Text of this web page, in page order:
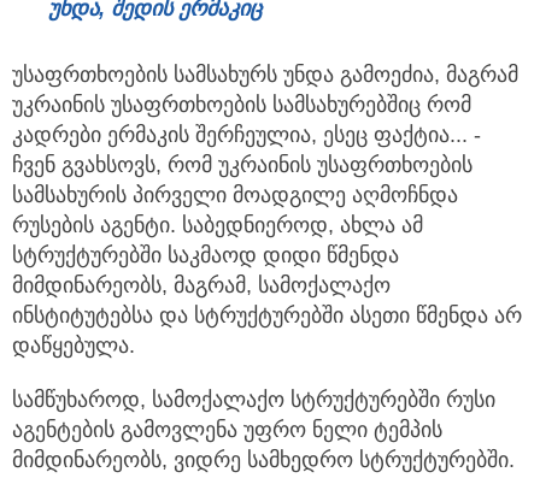
უნდა, შედის ერმაკიც
უსაფრთხოების სამსახურს უნდა გამოეძია, მაგრამ
უკრაინის უსაფრთხოების სამსახურებშიც რომ
კადრები ერმაკის შერჩეულია, ესეც ფაქტია... -
ჩვენ გვახსოვს, რომ უკრაინის უსაფრთხოების
სამსახურის პირველი მოადგილე აღმოჩნდა
რუსების აგენტი. საბედნიეროდ, ახლა ამ
სტრუქტურებში საკმაოდ დიდი წმენდა
მიმდინარეობს, მაგრამ, სამოქალაქო
ინსტიტუტებსა და სტრუქტურებში ასეთი წმენდა არ
დაწყებულა.
სამწუხაროდ, სამოქალაქო სტრუქტურებში რუსი
აგენტების გამოვლენა უფრო ნელი ტემპის
მიმდინარეობს, ვიდრე სამხედრო სტრუქტურებში.